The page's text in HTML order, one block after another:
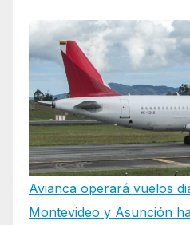
Avianca operará vuelos
Montevideo y Asunción